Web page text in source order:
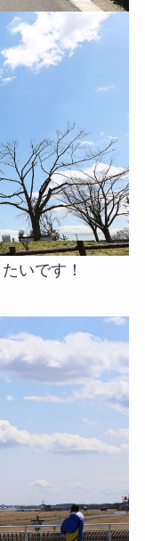
いです！